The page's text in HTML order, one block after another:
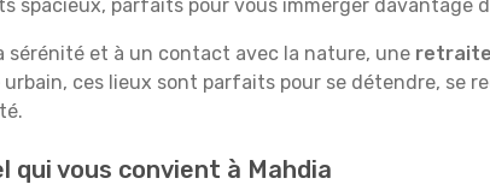
spacieux, parfaits pour vous immerger davantage
sérénité et à un contact avec la nature, une retraite
ces lieux sont parfaits pour se détendre, se
qui vous convient à Mahdia